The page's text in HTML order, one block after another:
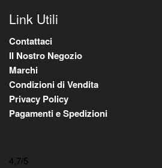
Link Utili
Contattaci
Il Nostro Negozio
Marchi
Condizioni di Vendita
Privacy Policy
Pagamenti e Spedizioni
4,7/5